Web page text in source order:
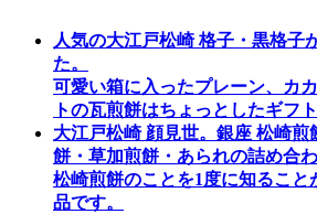
人気の大江戸松崎 格子・黒格子
た。
可愛い箱に入ったプレーン、カ
トの瓦煎餅はちょっとしたギフ
大江戸松崎 顔見世。銀座 松崎煎
餅・草加煎餅・あられの詰め合わ
松崎煎餅のことを1度に知ること
品です。